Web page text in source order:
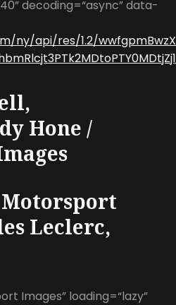
decoding=“async” data-
ny/api/res/1.2/
Hone /
Leclerc,
Images” loading=“lazy”